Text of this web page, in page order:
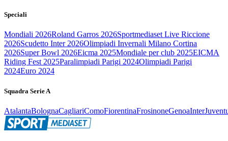
Speciali
Mondiali 2026Roland Garros 2026Sportmediaset Live Riccione
2026Scudetto Inter 2026Olimpiadi Invernali Milano Cortina
2026Super Bowl 2026Eicma 2025Mondiale per club 2025EICMA
Riding Fest 2025Paralimpiadi Parigi 2024Olimpiadi Parigi
2024Euro 2024
Squadra Serie A
AtalantaBolognaCagliariComoFiorentinaFrosinoneGenoaInter